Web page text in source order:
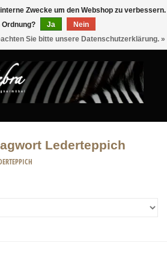
Lederteppich
Zwecke um den Webshop zu verbessern.
Ordnung?
Ja
Nein
Sie bitte unsere Datenschutzerklärung. »